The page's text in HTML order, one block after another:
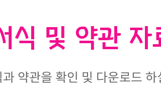
식 및 약관 자
약관을 확인 및 다운로드 하